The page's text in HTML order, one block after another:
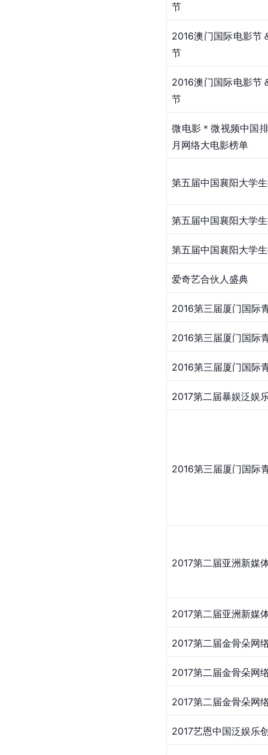
节
​​2016澳门国际电影节
节
​​2016澳门国际电影节
节
微电影＊微视频中国
月网络大电影榜单
第五届中国襄阳大学
第五届中国襄阳大学
第五届中国襄阳大学
​爱奇艺合伙人盛典
​2016第三届厦门国际
​2016第三届厦门国际
​2016第三届厦门国际
​2017第二届暴娱泛娱
​2016第三届厦门国际
​2017第二届亚洲新媒
​2017第二届亚洲新媒
​2017第二届金骨朵网
​​2017第二届金骨朵网
​​2017第二届金骨朵网
​2017艺恩中国泛娱乐